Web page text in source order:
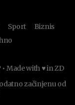
Sport
Biznis
• Made with ♥ in ZD
začinjenu od